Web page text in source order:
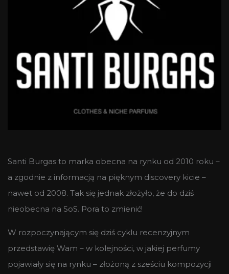
Santi Burgas to marka obecna na rynku od 2010 roku –
a zgodnie z informacją na pięknym discovery kicie –
nawet od 2008. Tak się jednak złożyło, że do dziś
nieobecna na SoS. Pora to zmienić!
W rozpoczynającym się dziś cyklu recenzyjnym
przedstawię Wam – w kolejności, w jakiej perfumy
pojawiały się na rynku – złożoną z sześciu kompozycji